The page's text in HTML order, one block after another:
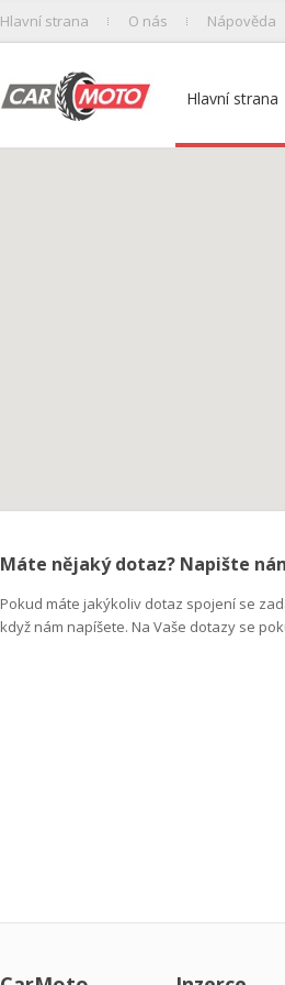
Hlavní strana O nás Nápověda
Hlavní strana
Máte nějaký dotaz? Napište
Pokud máte jakýkoliv dotaz spojení se
když nám napíšete. Na Vaše dotazy se